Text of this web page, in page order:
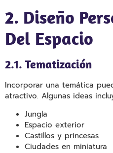
2. Diseño
Del Espacio
2.1. Tematización
Incorporar una temática
atractivo. Algunas ideas
Jungla
Espacio exterior
Castillos y princesas
Ciudades en miniatura